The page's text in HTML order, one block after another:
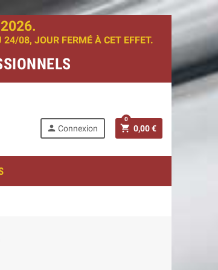
08, JOUR FERMÉ À CET EFFET.
person Connexion shopping_cart 0,00 €
0